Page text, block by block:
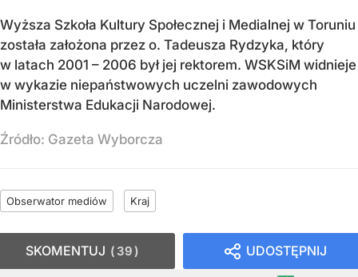
Wyższa Szkoła Kultury Społecznej i Medialnej w Toruniu
została założona przez o. Tadeusza Rydzyka, który
w latach 2001 – 2006 był jej rektorem. WSKSiM widnieje
w wykazie niepaństwowych uczelni zawodowych
Ministerstwa Edukacji Narodowej.
Źródło: Gazeta Wyborcza
Obserwator mediów Kraj
UDOSTĘPNIJ
SKOMENTUJ 39